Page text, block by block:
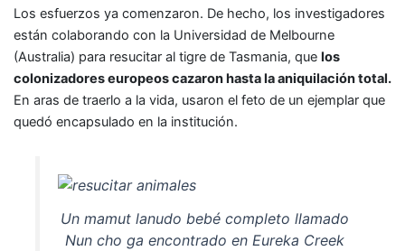
Los esfuerzos ya comenzaron. De hecho, los investigadores
están colaborando con la Universidad de Melbourne
(Australia) para resucitar al tigre de Tasmania, que los
colonizadores europeos cazaron hasta la aniquilación total.
En aras de traerlo a la vida, usaron el feto de un ejemplar que
quedó encapsulado en la institución.
Un mamut lanudo bebé completo llamado
Nun cho ga encontrado en Eureka Creek